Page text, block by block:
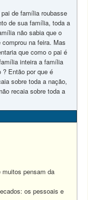
de família roubasse
de sua família, toda a
não sabia que o
na feira. Mas
que como o pai é
inteira a família
Então por que é
sobre toda a nação,
recaia sobre toda a
pensam da
os pessoais e